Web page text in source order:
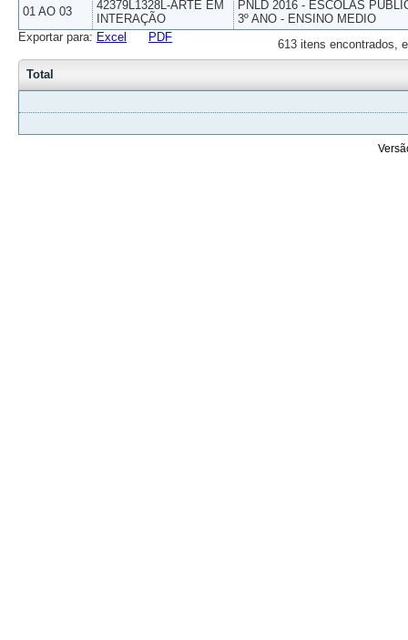
01 AO 03
42379L1328L-ARTE EM
INTERAÇÃO
PNLD 2016 - ESCOLAS
3º ANO - ENSINO MEDIO
613 itens encontrados,
Exportar para: Excel PDF
Total